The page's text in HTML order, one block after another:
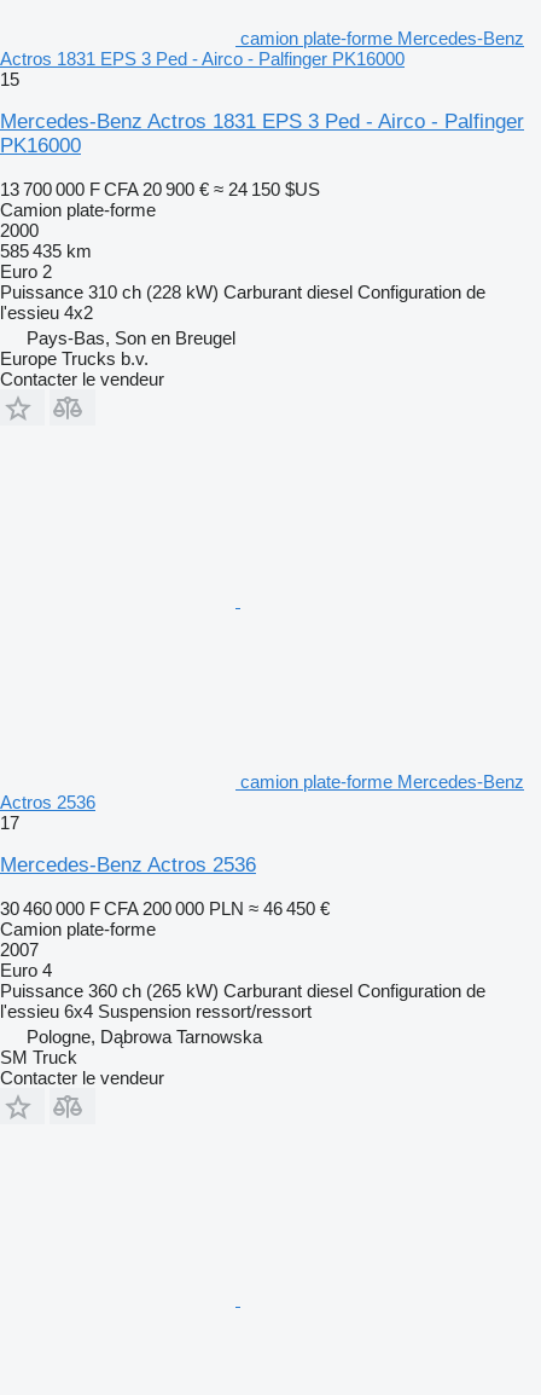
camion plate-forme Mercedes-Benz
Actros 1831 EPS 3 Ped - Airco - Palfinger PK16000
15
Mercedes-Benz Actros 1831 EPS 3 Ped - Airco - Palfinger
PK16000
13 700 000 F CFA 20 900 € ≈ 24 150 $US
Camion plate-forme
2000
585 435 km
Euro 2
Puissance 310 ch (228 kW) Carburant diesel Configuration de
l'essieu 4x2
Pays-Bas, Son en Breugel
Europe Trucks b.v.
Contacter le vendeur
camion plate-forme Mercedes-Benz
Actros 2536
17
Mercedes-Benz Actros 2536
30 460 000 F CFA 200 000 PLN ≈ 46 450 €
Camion plate-forme
2007
Euro 4
Puissance 360 ch (265 kW) Carburant diesel Configuration de
l'essieu 6x4 Suspension ressort/ressort
Pologne, Dąbrowa Tarnowska
SM Truck
Contacter le vendeur